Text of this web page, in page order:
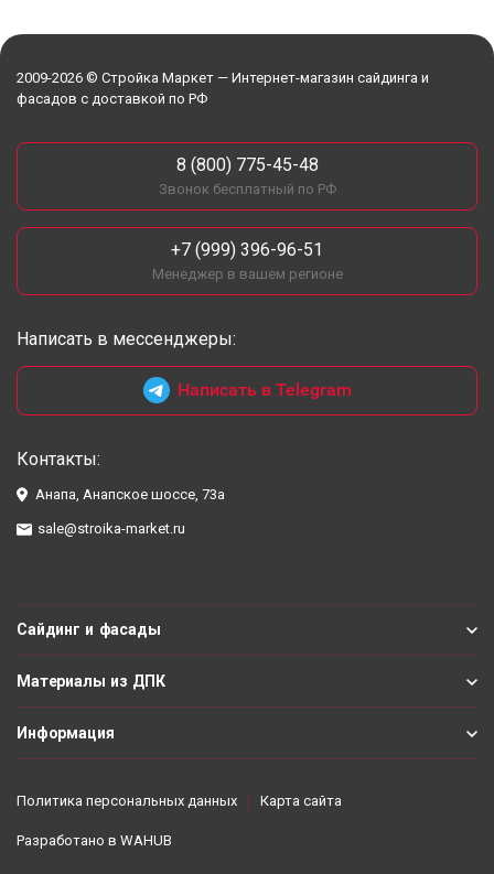
2009-2026 © Стройка Маркет — Интернет-магазин сайдинга и
фасадов с доставкой по РФ
8 (800) 775-45-48
Звонок бесплатный по РФ
+7 (999) 396-96-51
Менеджер в вашем регионе
Написать в мессенджеры:
Написать в Telegram
Контакты:
Анапа, Анапское шоссе, 73а
sale@stroika-market.ru
Сайдинг и фасады
Материалы из ДПК
Информация
Политика персональных данных Карта сайта
Разработано в WAHUB